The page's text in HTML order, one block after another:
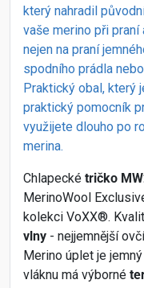
který nahradil
vaše merino při
nejen na praní
spodního prádla
Praktický obal, který
praktický pomocník
využijete dlouho po
merina.
Chlapecké tričko
MerinoWool
kolekci VoXX®.
vlny - nejjemnější
Merino úplet je
vláknu má výborné